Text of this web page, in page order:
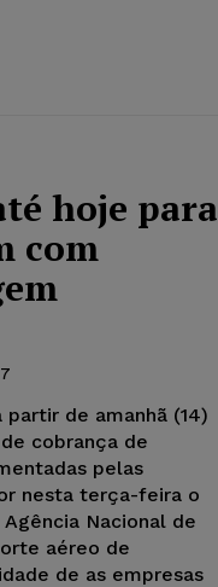
hoje para
com
de amanhã (14)
cobrança de
pelas
nesta terça-feira o
Nacional de
aéreo de
de as empresas